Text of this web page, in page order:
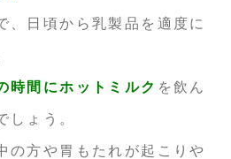
、日頃から乳製品を適度に
時間にホットミルク を飲ん
しょう。
の方や胃もたれが起こりや